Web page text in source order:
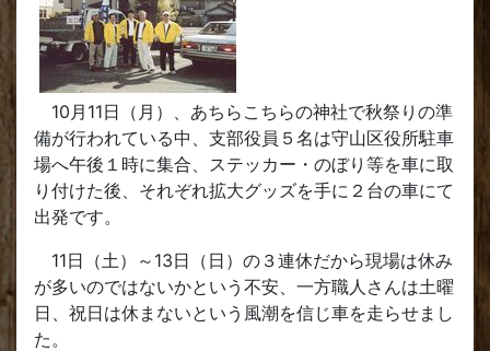
10月11日（月）、あちらこちらの神社で秋祭りの準
備が行われている中、支部役員５名は守山区役所駐車
場へ午後１時に集合、ステッカー・のぼり等を車に取
り付けた後、それぞれ拡大グッズを手に２台の車にて
出発です。
11日（土）～13日（日）の３連休だから現場は休み
が多いのではないかという不安、一方職人さんは土曜
日、祝日は休まないという風潮を信じ車を走らせまし
た。